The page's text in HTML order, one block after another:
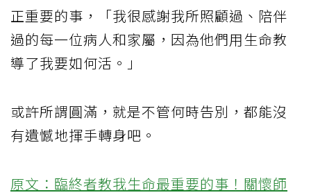
正重要的事，「我很感謝我所照顧過、陪伴
過的每一位病人和家屬，因為他們用生命教
導了我要如何活。」
或許所謂圓滿，就是不管何時告別，都能沒
有遺憾地揮手轉身吧。
原文：臨終者教我生命最重要的事！關懷師